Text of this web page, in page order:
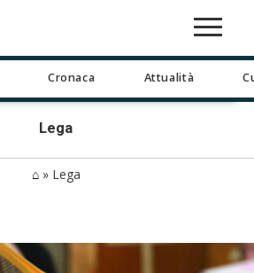
Cronaca Attualità
Lega
⌂» Lega